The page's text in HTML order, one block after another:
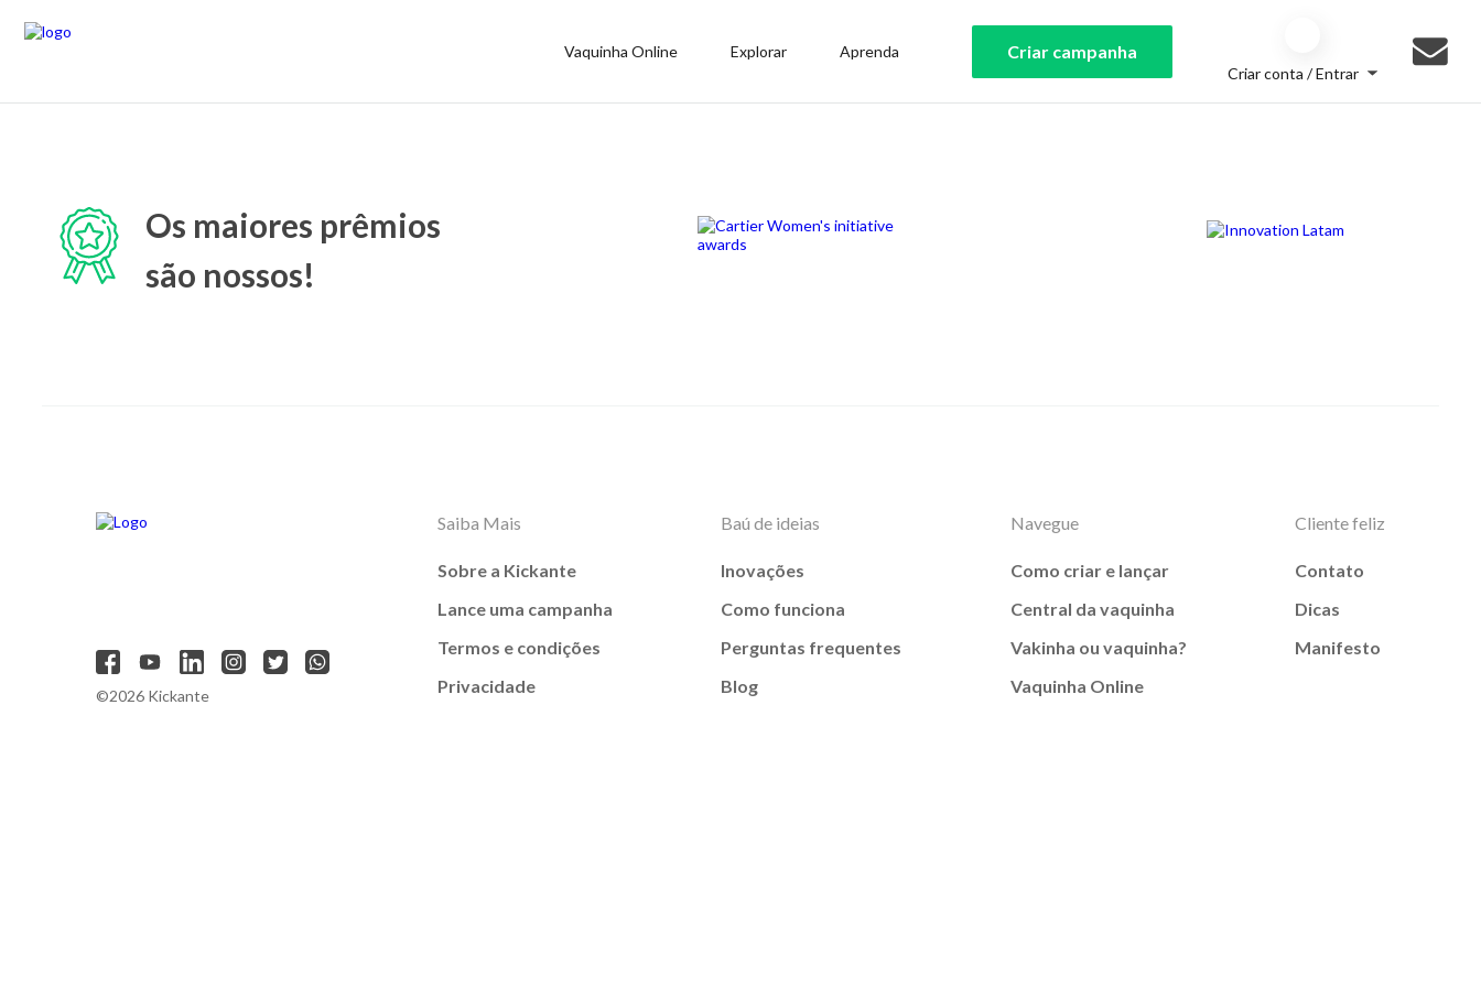
Vaquinha Online Explorar Aprenda Criar campanha
Criar conta / Entrar
Os maiores prêmios
são nossos!
©2026 Kickante
Saiba Mais
Sobre a Kickante
Lance uma campanha
Termos e condições
Privacidade
Baú de ideias
Inovações
Como funciona
Perguntas frequentes
Blog
Navegue
Como criar e lançar
Central da vaquinha
Vakinha ou vaquinha?
Vaquinha Online
Cliente feliz
Contato
Dicas
Manifesto